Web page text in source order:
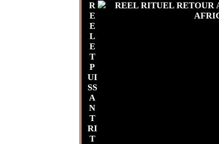
R
E
E
L
E
T
P
UI
SS
A
N
T
RI
T